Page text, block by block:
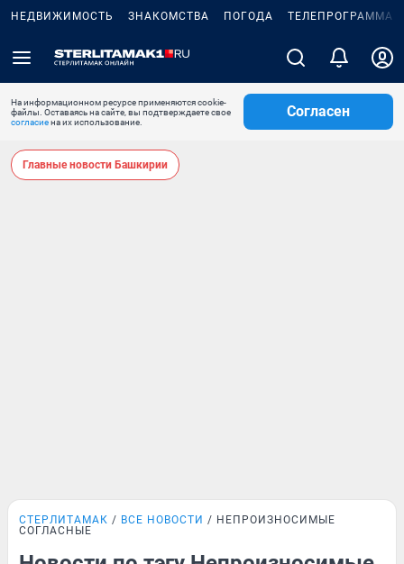
НЕДВИЖИМОСТЬ ЗНАКОМСТВА ПОГОДА ТЕЛЕПРОГРАММА
На информационном ресурсе применяются cookie-
файлы. Оставаясь на сайте, вы подтверждаете свое
согласиена их использование.
Согласен
Главные новости Башкирии
СТЕРЛИТАМАК ВСЕ НОВОСТИ
НЕПРОИЗНОСИМЫЕ
СОГЛАСНЫЕ